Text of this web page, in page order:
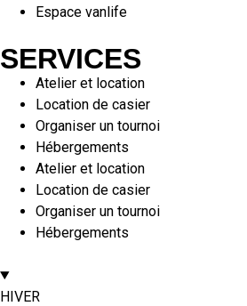
Espace vanlife
SERVICES
Atelier et location
Location de casier
Organiser un tournoi
Hébergements
Atelier et location
Location de casier
Organiser un tournoi
Hébergements
HIVER